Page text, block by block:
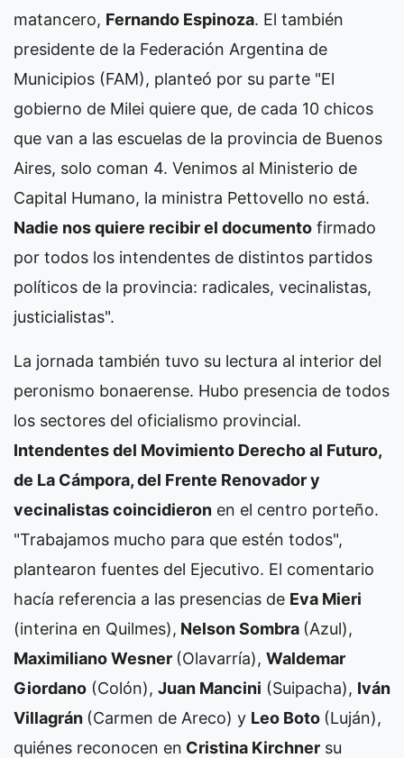
matancero, Fernando Espinoza. El también
presidente de la Federación Argentina de
Municipios (FAM), planteó por su parte "El
gobierno de Milei quiere que, de cada 10 chicos
que van a las escuelas de la provincia de Buenos
Aires, solo coman 4. Venimos al Ministerio de
Capital Humano, la ministra Pettovello no está.
Nadie nos quiere recibir el documento firmado
por todos los intendentes de distintos partidos
políticos de la provincia: radicales, vecinalistas,
justicialistas".
La jornada también tuvo su lectura al interior del
peronismo bonaerense. Hubo presencia de todos
los sectores del oficialismo provincial.
Intendentes del Movimiento Derecho al Futuro,
de La Cámpora, del Frente Renovador y
vecinalistas coincidieron en el centro porteño.
"Trabajamos mucho para que estén todos",
plantearon fuentes del Ejecutivo. El comentario
hacía referencia a las presencias de Eva Mieri
(interina en Quilmes), Nelson Sombra (Azul),
Maximiliano Wesner (Olavarría), Waldemar
Giordano (Colón), Juan Mancini (Suipacha), Iván
Villagrán (Carmen de Areco) y Leo Boto (Luján),
quiénes reconocen en Cristina Kirchner su